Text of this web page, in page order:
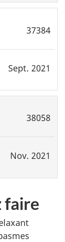
37384
Sept. 2021
38058
Nov. 2021
faire